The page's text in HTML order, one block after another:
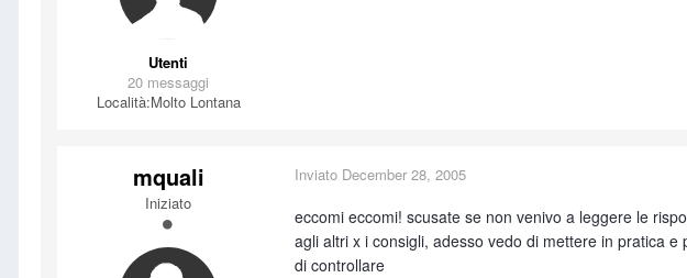
Utenti
20 messaggi
Località:Molto Lontana
mquali
Iniziato
Inviato December 28, 2005
eccomi eccomi! scusate se non venivo a leggere le
agli altri x i consigli, adesso vedo di mettere in pratica
di controllare